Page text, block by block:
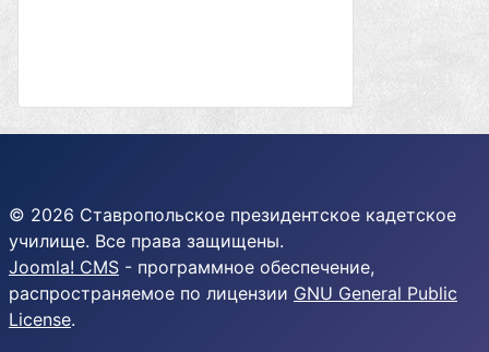
© 2026 Ставропольское президентское кадетское
училище. Все права защищены.
Joomla! CMS - программное обеспечение,
распространяемое по лицензии GNU General Public
License.